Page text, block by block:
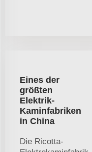
Eines der
größten
Elektrik-
Kaminfabriken
in China
Die Ricotta-